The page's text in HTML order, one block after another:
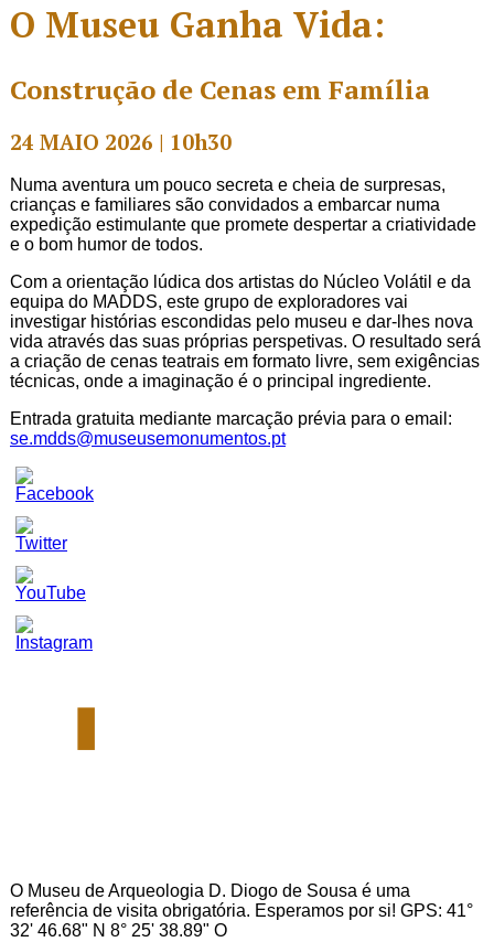
O Museu Ganha Vida:
Construção de Cenas em Família
24 MAIO 2026 | 10h30
Numa aventura um pouco secreta e cheia de surpresas,
crianças e familiares são convidados a embarcar numa
expedição estimulante que promete despertar a criatividade
e o bom humor de todos.
Com a orientação lúdica dos artistas do Núcleo Volátil e da
equipa do MADDS, este grupo de exploradores vai
investigar histórias escondidas pelo museu e dar-lhes nova
vida através das suas próprias perspetivas. O resultado será
a criação de cenas teatrais em formato livre, sem exigências
técnicas, onde a imaginação é o principal ingrediente.
Entrada gratuita mediante marcação prévia para o email:
se.mdds@museusemonumentos.pt
Set
Youtube
Channel
O Museu de Arqueologia D. Diogo de Sousa é uma
referência de visita obrigatória. Esperamos por si! GPS: 41°
32' 46.68" N 8° 25' 38.89" O